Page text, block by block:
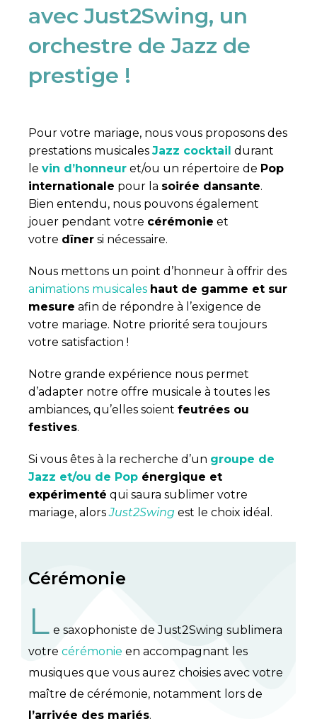
avec Just2Swing, un
orchestre de Jazz de
prestige !
Pour votre mariage, nous vous proposons des
prestations musicales Jazz cocktail durant
le vin d’honneur et/ou un répertoire de Pop
internationale pour la soirée dansante.
Bien entendu, nous pouvons également
jouer pendant votre cérémonie et
votre dîner si nécessaire.
Nous mettons un point d’honneur à offrir des
animations musicales haut de gamme et sur
mesure afin de répondre à l’exigence de
votre mariage. Notre priorité sera toujours
votre satisfaction !
Notre grande expérience nous permet
d’adapter notre offre musicale à toutes les
ambiances, qu’elles soient feutrées ou
festives.
Si vous êtes à la recherche d’un groupe de
Jazz et/ou de Pop énergique et
expérimenté qui saura sublimer votre
mariage, alorsJust2Swing est le choix idéal.
Cérémonie
L e saxophoniste de Just2Swing sublimera
votre cérémonie en accompagnant les
musiques que vous aurez choisies avec votre
maître de cérémonie, notamment lors de
l’arrivée des mariés.